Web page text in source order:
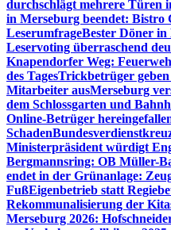
durchschlägt mehrere Türen
in Merseburg beendet: Bistro
LeserumfrageBester Döner
Leservoting überraschend
Knapendorfer Weg:
des TagesTrickbetrüger
Mitarbeiter ausMerseburg
dem Schlossgarten und
Online-Betrüger
Schaden
Ministerpräsident würdigt
Bergmannsring: OB Müller-
endet in der Grünanlage:
FußEigenbetrieb statt
Rekommunalisierung der
Merseburg 2026: